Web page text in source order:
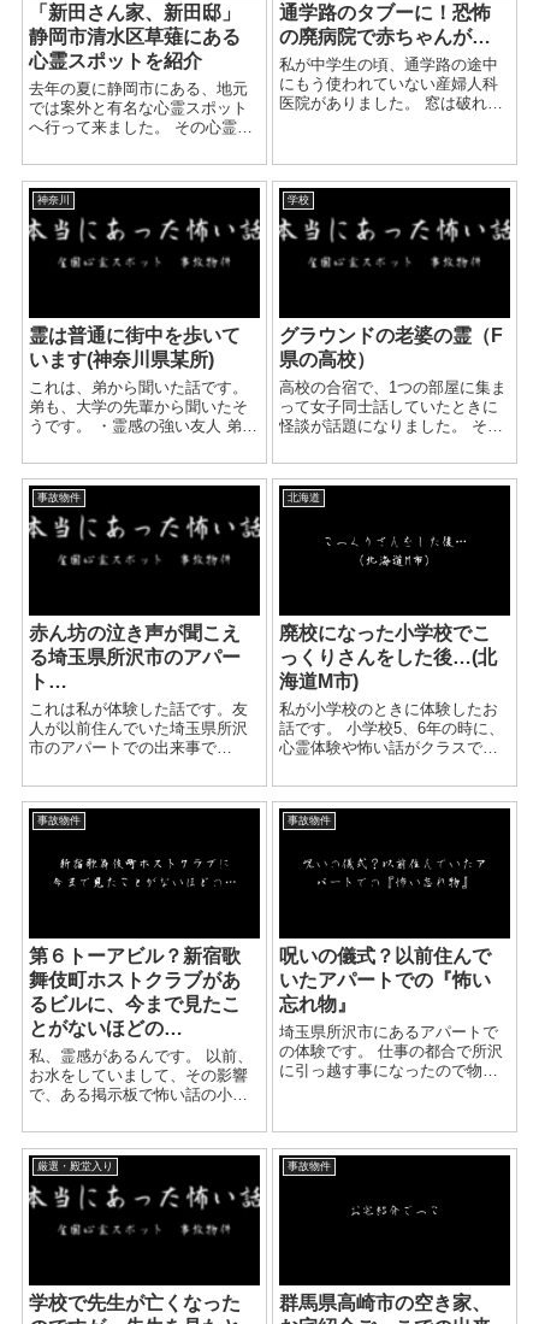
「新田さん家、新田邸」
静岡市清水区草薙にある
心霊スポットを紹介
去年の夏に静岡市にある、地元
では案外と有名な心霊スポット
へ行って来ました。 その心霊ス
草薙にあります。 周りからは
「新田さん家」や「新田邸」と
呼ばれているスポットです。 新
田邸では以前に一家心中...
通学路のタブーに！恐怖
の廃病院で赤ちゃんが…
私が中学生の頃、通学路の途中
にもう使われていない産婦人科
医院がありました。 窓は破れ、
うでした。 何よりも、古い和風
建築の街並みの中に一つだけ洋
館のような作りで、周りから
浮...
神奈川
霊は普通に街中を歩いて
います(神奈川県某所)
これは、弟から聞いた話です。
弟も、大学の先輩から聞いたそ
うです。 ・霊感の強い友人 弟の
んは、とても霊感が強い人だっ
たそうです。 AさんとBさんが一
緒に歩いていた時のこと。 Bさ
んが突然...
学校
グラウンドの老婆の霊（F
県の高校）
高校の合宿で、1つの部屋に集ま
って女子同士話していたときに
怪談が話題になりました。 その
ら三十年以上経つもので、ボロ
が出始めていました。 廊下には
何かの御札が貼ってあり、生徒
事故物件
赤ん坊の泣き声が聞こえ
る埼玉県所沢市のアパー
ト…
これは私が体験した話です。友
人が以前住んでいた埼玉県所沢
市のアパートでの出来事で
遊んでいました。 夜も遅くなっ
たので『寝ようか』という事に
なり寝室に向かいました。 しか
北海道
廃校になった小学校でこ
っくりさんをした後…(北
海道M市)
私が小学校のときに体験したお
話です。 小学校5、6年の時に、
心霊体験や怖い話がクラスでは
ることで、 放課後は割と頻繫に
こっくりさんや エンジェル様を
楽しんでいる子が多かった事を
事故物件
第６トーアビル？新宿歌
舞伎町ホストクラブがあ
るビルに、今まで見たこ
とがないほどの…
私、霊感があるんです。 以前、
お水をしていまして、その影響
で、ある掲示板で怖い話の小説
た。 そこで、あるホストをやっ
ている方からメッセージが来ま
して。 「うちのホストクラブが
入ってるビル、視てくれ...
事故物件
呪いの儀式？以前住んで
いたアパートでの『怖い
忘れ物』
埼玉県所沢市にあるアパートで
の体験です。 仕事の都合で所沢
に引っ越す事になったので物件
しいアパートでしたし変な謂れ
や事故物件ではないだろう… と
思っていたのですが...
厳選・殿堂入り
学校で先生が亡くなった
事故物件
群馬県高崎市の空き家、